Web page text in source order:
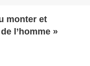
monter et
l’homme »